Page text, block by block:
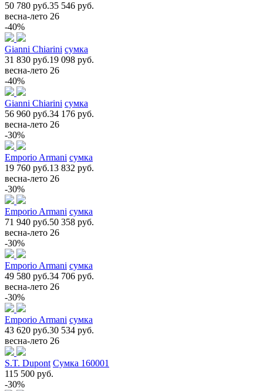
50 780 руб.35 546 руб.
весна-лето 26
-40%
Gianni Chiarini сумка
31 830 руб.19 098 руб.
весна-лето 26
-40%
Gianni Chiarini сумка
56 960 руб.34 176 руб.
весна-лето 26
-30%
Emporio Armani сумка
19 760 руб.13 832 руб.
весна-лето 26
-30%
Emporio Armani сумка
71 940 руб.50 358 руб.
весна-лето 26
-30%
Emporio Armani сумка
49 580 руб.34 706 руб.
весна-лето 26
-30%
Emporio Armani сумка
43 620 руб.30 534 руб.
весна-лето 26
S.T. Dupont Сумка 160001
115 500 руб.
-30%